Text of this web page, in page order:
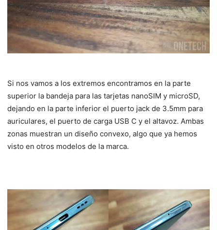
Si nos vamos a los extremos encontramos en la parte
superior la bandeja para las tarjetas nanoSIM y microSD,
dejando en la parte inferior el puerto jack de 3.5mm para
auriculares, el puerto de carga USB C y el altavoz. Ambas
zonas muestran un diseño convexo, algo que ya hemos
visto en otros modelos de la marca.